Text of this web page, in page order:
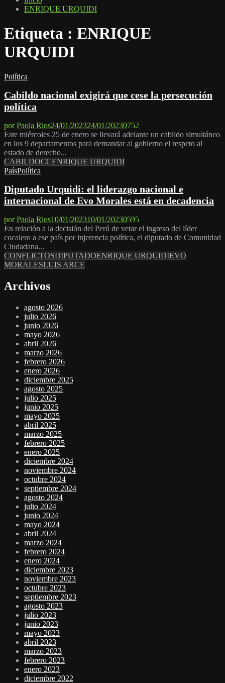
ENRIQUE URQUIDI
Etiqueta : ENRIQUE
URQUIDI
Política
Cabildo nacional exigirá que cese la persecución
política
porPaola Rios24/01/202324/01/20230752
Este miércoles 25 de enero se llevará adelante un cabildo simultáneo
en los 9 departamentos para demandar al gobierno el respeto al
estado de derecho...
CABILDOCCENRIQUE URQUIDI
PaísPolítica
Diputado Urquidi: el liderazgo nacional e
internacional de Evo Morales está en decadencia
porPaola Rios10/01/202310/01/20230595
En relación a la decisión del Perú de vetar el ingreso del líder
cocalero a ese país por injerencia política, el diputado de Comunidad
Ciudadana...
CONFLICTOSDIPUTADOENRIQUE URQUIDIEVO
MORALESLUIS ARCE
Archivos
agosto 2026
julio 2026
junio 2026
mayo 2026
abril 2026
marzo 2026
febrero 2026
enero 2026
diciembre 2025
agosto 2025
julio 2025
junio 2025
mayo 2025
abril 2025
marzo 2025
febrero 2025
enero 2025
diciembre 2024
noviembre 2024
octubre 2024
septiembre 2024
agosto 2024
julio 2024
junio 2024
mayo 2024
abril 2024
marzo 2024
febrero 2024
enero 2024
diciembre 2023
noviembre 2023
octubre 2023
septiembre 2023
agosto 2023
julio 2023
junio 2023
mayo 2023
abril 2023
marzo 2023
febrero 2023
enero 2023
diciembre 2022